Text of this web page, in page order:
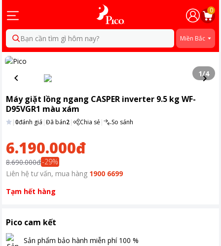
0
Bạn cần tìm gì hôm nay? Miền Bắc
1/4
Máy giặt lồng ngang CASPER inverter 9.5 kg WF-
D95VGR1 màu xám
|0đánh giá |Đã bán2| Chia sẻ| So sánh
6.190.000đ
8.690.000đ-29%
Liên hệ tư vấn, mua hàng 1900 6699
Tạm hết hàng
Pico cam kết
Sản phẩm bảo hành miễn phí 100 %